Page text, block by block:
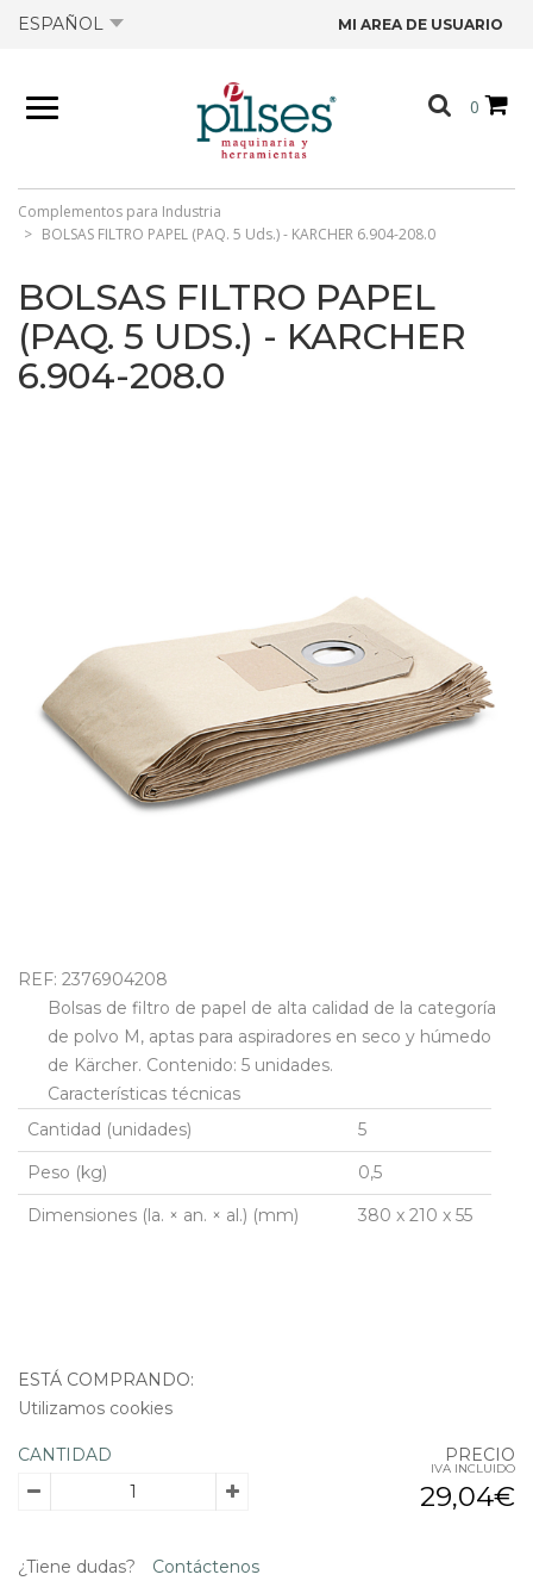
ESPAÑOL MI AREA DE USUARIO
0
PRODUCTOS
TIENDA
OFERTAS
CATÁLOGOS
Complementos para Industria
BOLSAS FILTRO PAPEL (PAQ. 5 Uds.) - KARCHER 6.904-208.0
BOLSAS FILTRO PAPEL
(PAQ. 5 UDS.) - KARCHER
6.904-208.0
REF: 2376904208
Bolsas de filtro de papel de alta calidad de la categoría
de polvo M, aptas para aspiradores en seco y húmedo
de Kärcher. Contenido: 5 unidades.
Características técnicas
Cantidad (unidades)
5
Peso (kg)
0,5
Dimensiones (la. × an. × al.) (mm)
380 x 210 x 55
ESTÁ COMPRANDO:
Utilizamos cookies
CANTIDAD PRECIO
IVA INCLUIDO
29,04€
¿Tiene dudas? Contáctenos